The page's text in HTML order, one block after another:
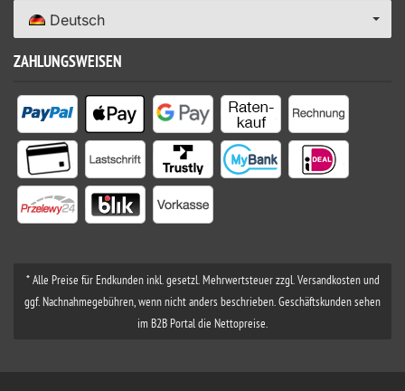
Deutsch
ZAHLUNGSWEISEN
* Alle Preise für Endkunden inkl. gesetzl. Mehrwertsteuer zzgl. Versandkosten und
ggf. Nachnahmegebühren, wenn nicht anders beschrieben. Geschäftskunden sehen
im B2B Portal die Nettopreise.